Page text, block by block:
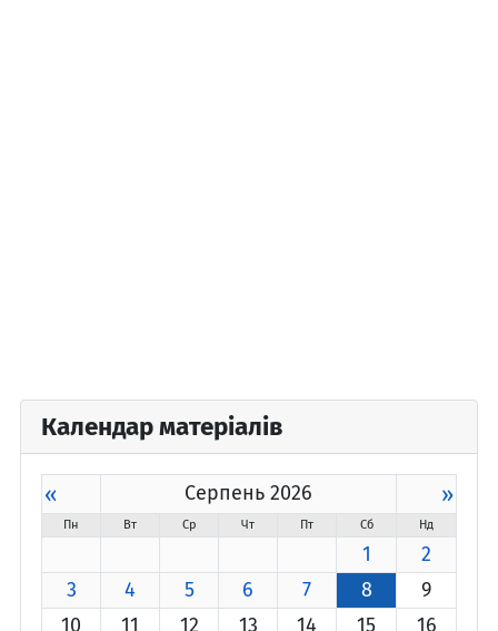
Календар матеріалів
« Серпень 2026 »
Пн Вт Ср Чт Пт Сб Нд
1
2
3
4 5 6 7 8
9
10
11 12 13 14 15
16